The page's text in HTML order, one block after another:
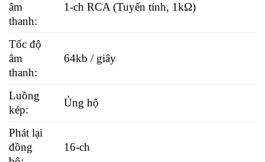
âm
thanh:
1-ch RCA (Tuyến tính, 1kΩ)
Tốc độ
âm
thanh:
64kb / giây
Luồng
kép:
Ủng hộ
Phát lại
đồng
16-ch